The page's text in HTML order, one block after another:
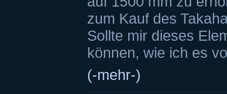
zum Kauf des
Sollte mir dieses
können, wie ich es
(-mehr-)